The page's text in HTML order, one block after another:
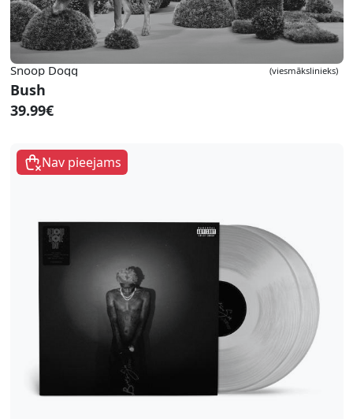
Snoop Dogg (viesmākslinieks)
Bush
39.99€
Nav pieejams